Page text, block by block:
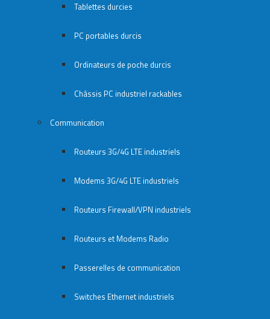
Tablettes durcies
PC portables durcis
Ordinateurs de poche durcis
Châssis PC industriel rackables​
Communication
Routeurs 3G/4G LTE industriels
Modems 3G/4G LTE industriels
Routeurs Firewall/VPN industriels
Routeurs et Modems Radio
Passerelles de communication
Switches Ethernet industriels